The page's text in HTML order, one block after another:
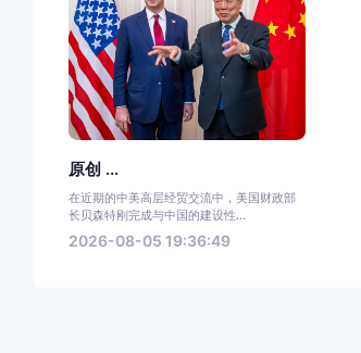
原创 ...
在近期的中美高层经贸交流中，美国财政部
长贝森特刚完成与中国的建设性...
2026-08-05 19:36:49